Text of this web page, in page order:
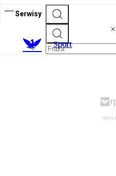
Serwisy
Sport